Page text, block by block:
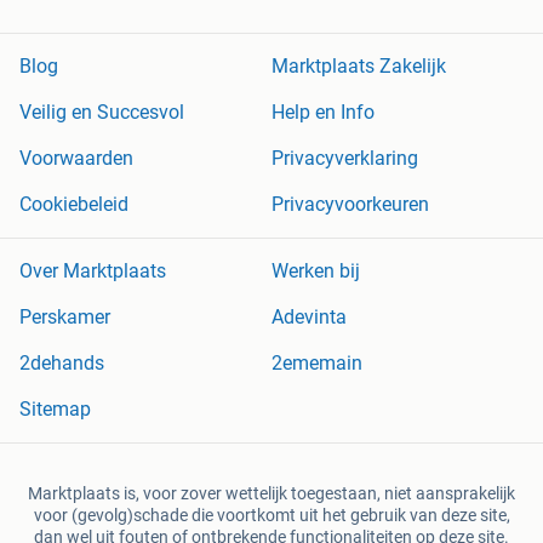
Blog
Marktplaats Zakelijk
Veilig en Succesvol
Help en Info
Voorwaarden
Privacyverklaring
Cookiebeleid
Privacyvoorkeuren
Over Marktplaats
Werken bij
Perskamer
Adevinta
2dehands
2ememain
Sitemap
Marktplaats is, voor zover wettelijk toegestaan, niet aansprakelijk
voor (gevolg)schade die voortkomt uit het gebruik van deze site,
dan wel uit fouten of ontbrekende functionaliteiten op deze site.